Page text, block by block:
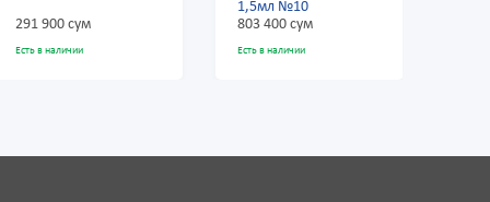
803 400 сум
Есть в наличии
145 740 сум
Есть в наличии